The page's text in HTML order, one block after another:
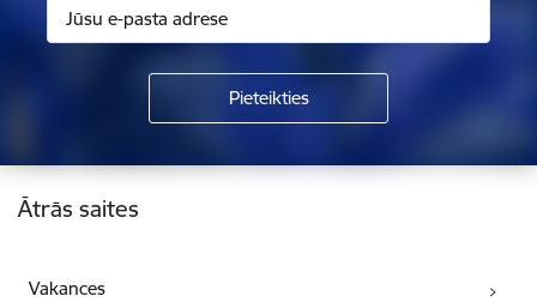
Kājene
Ātrās saites
Vakances